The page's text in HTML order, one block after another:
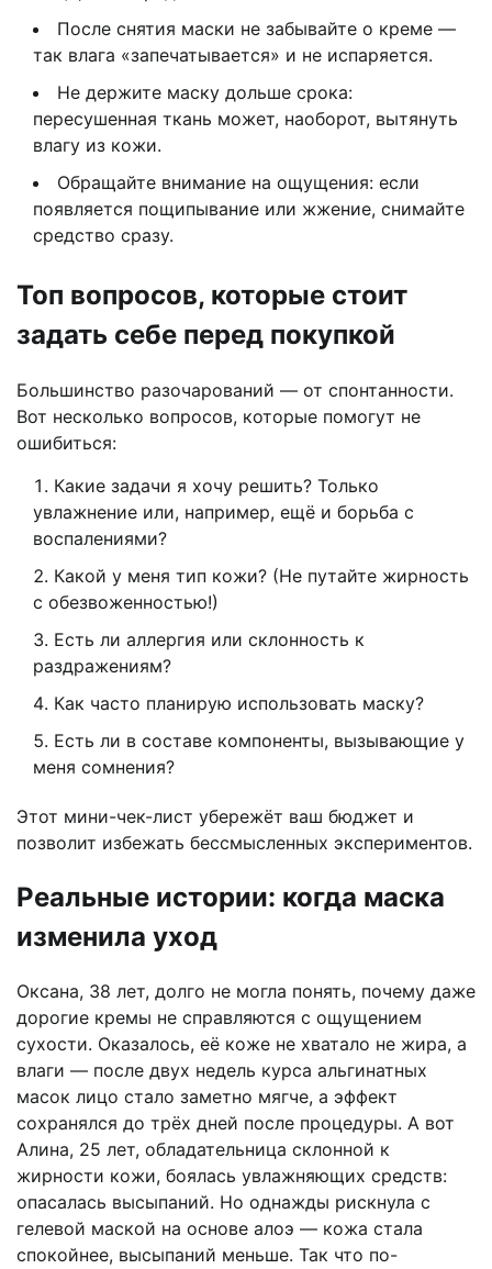
После снятия маски не забывайте о креме —
так влага «запечатывается» и не испаряется.
Не держите маску дольше срока:
пересушенная ткань может, наоборот, вытянуть
влагу из кожи.
Обращайте внимание на ощущения: если
появляется пощипывание или жжение, снимайте
средство сразу.
Топ вопросов, которые стоит
задать себе перед покупкой
Большинство разочарований — от спонтанности.
Вот несколько вопросов, которые помогут не
ошибиться:
Какие задачи я хочу решить? Только
увлажнение или, например, ещё и борьба с
воспалениями?
Какой у меня тип кожи? (Не путайте жирность
с обезвоженностью!)
Есть ли аллергия или склонность к
раздражениям?
Как часто планирую использовать маску?
Есть ли в составе компоненты, вызывающие у
меня сомнения?
Этот мини-чек-лист убережёт ваш бюджет и
позволит избежать бессмысленных экспериментов.
Реальные истории: когда маска
изменила уход
Оксана, 38 лет, долго не могла понять, почему даже
дорогие кремы не справляются с ощущением
сухости. Оказалось, её коже не хватало не жира, а
влаги — после двух недель курса альгинатных
масок лицо стало заметно мягче, а эффект
сохранялся до трёх дней после процедуры. А вот
Алина, 25 лет, обладательница склонной к
жирности кожи, боялась увлажняющих средств:
опасалась высыпаний. Но однажды рискнула с
гелевой маской на основе алоэ — кожа стала
спокойнее, высыпаний меньше. Так что по-